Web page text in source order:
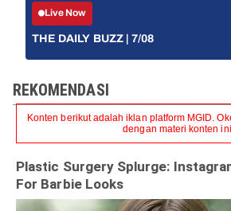
Live Now
THE DAILY BUZZ | 7/08